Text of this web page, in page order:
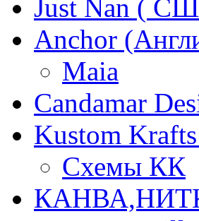
Just Nan (
Anchor
Maia
Candamar
Kustom
Схемы КК